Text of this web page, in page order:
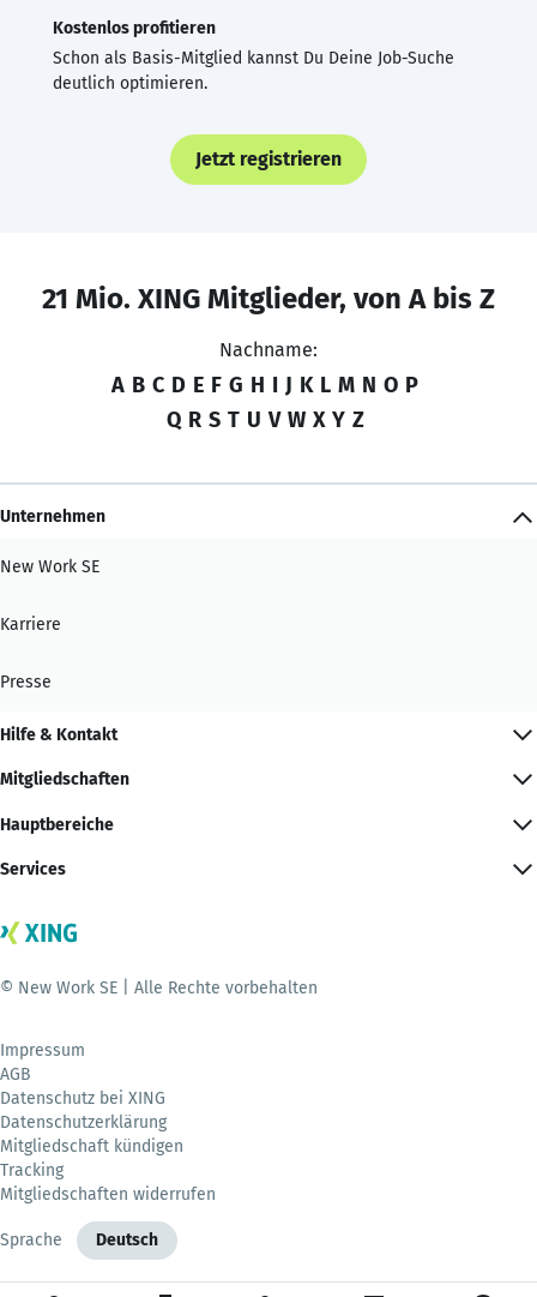
Kostenlos profitieren
Schon als Basis-Mitglied kannst Du Deine Job-Suche
deutlich optimieren.
Jetzt registrieren
21 Mio. XING Mitglieder, von A bis Z
Nachname:
A B C D E F G H I J K L M N O P
Q R S T U V W X Y Z
Unternehmen
New Work SE
Karriere
Presse
Hilfe & Kontakt
Mitgliedschaften
Hauptbereiche
Services
© New Work SE | Alle Rechte vorbehalten
Impressum
AGB
Datenschutz bei XING
Datenschutzerklärung
Mitgliedschaft kündigen
Tracking
Mitgliedschaften widerrufen
Sprache Deutsch